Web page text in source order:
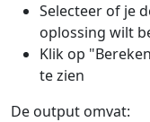
Selecteer of je
oplossing wilt
Klik op
te zien
De output omvat: